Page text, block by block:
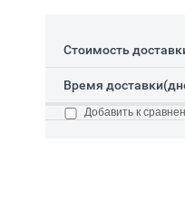
Стоимость
Время
Добавить к